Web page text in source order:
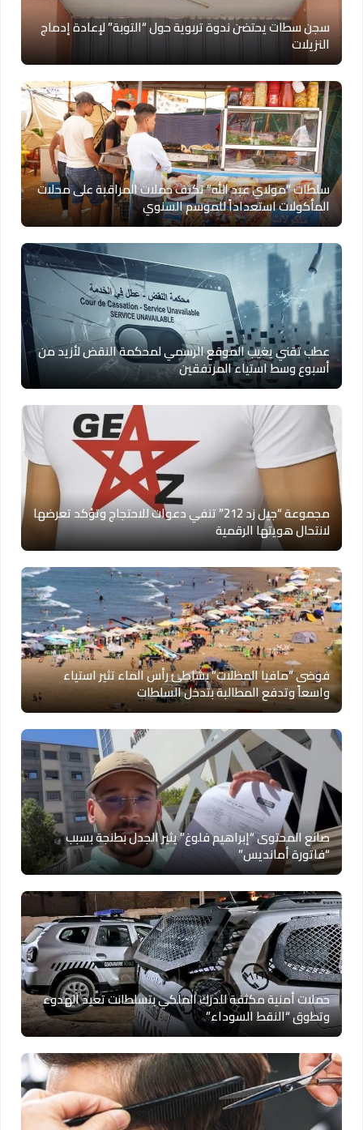
سجن سطات يحتضن ندوة تربوية حول “التوبة” لإعادة إدماج
النزيلات
سلطات “مولاي عبد الله” تكثف حملات المراقبة على محلات
المأكولات استعداداً للموسم السنوي
عطب تقني يغيب الموقع الرسمي لمحكمة النقض لأزيد من
أسبوع وسط استياء المرتفقين
مجموعة “جيل زد 212” تنفي دعوات للاحتجاج وتؤكد تعرضها
لانتحال هويتها الرقمية
فوضى “مافيا المظلات” بشاطئ رأس الماء تثير استياء
واسعاً وتدفع المطالبة بتدخل السلطات
صانع المحتوى “إبراهيم فلوغ” يثير الجدل بطنجة بسبب
“فاتورة أمانديس”
حملات أمنية مكثفة للدرك الملكي بتسلطانت تعيد الهدوء
وتطوق “النقط السوداء”